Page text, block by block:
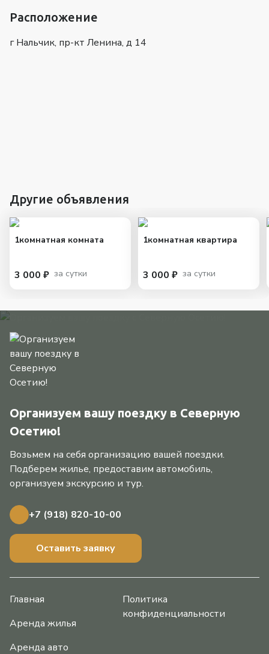
Расположение
г Нальчик, пр-кт Ленина, д 14
Другие объявления
1комнатная комната
3 000 ₽ за сутки
1комнатная квартира
3 000 ₽ за сутки
Организуем вашу поездку в Северную
Осетию!
Возьмем на себя организацию вашей поездки.
Подберем жилье, предоставим автомобиль,
организуем экскурсию и тур.
+7 (918) 820-10-00
Оставить заявку
Главная
Аренда жилья
Аренда авто
Политика
конфиденциальности